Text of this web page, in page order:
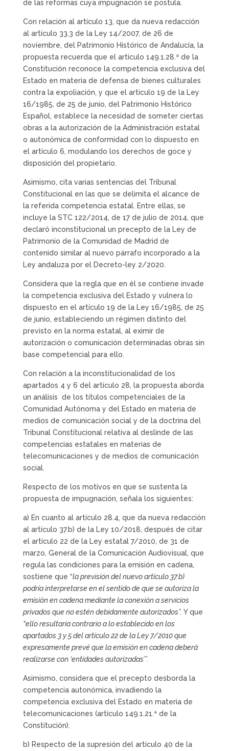
de las reformas cuya impugnación se postula.
Con relación al artículo 13, que da nueva redacción
al artículo 33.3 de la Ley 14/2007, de 26 de
noviembre, del Patrimonio Histórico de Andalucía, la
propuesta recuerda que el artículo 149.1.28.ª de la
Constitución reconoce la competencia exclusiva del
Estado en materia de defensa de bienes culturales
contra la expoliación, y que el artículo 19 de la Ley
16/1985, de 25 de junio, del Patrimonio Histórico
Español, establece la necesidad de someter ciertas
obras a la autorización de la Administración estatal
o autonómica de conformidad con lo dispuesto en
el artículo 6, modulando los derechos de goce y
disposición del propietario.
Asimismo, cita varias sentencias del Tribunal
Constitucional en las que se delimita el alcance de
la referida competencia estatal. Entre ellas, se
incluye la STC 122/2014, de 17 de julio de 2014, que
declaró inconstitucional un precepto de la Ley de
Patrimonio de la Comunidad de Madrid de
contenido similar al nuevo párrafo incorporado a la
Ley andaluza por el Decreto-ley 2/2020.
Considera que la regla que en él se contiene invade
la competencia exclusiva del Estado y vulnera lo
dispuesto en el artículo 19 de la Ley 16/1985, de 25
de junio, estableciendo un régimen distinto del
previsto en la norma estatal, al eximir de
autorización o comunicación determinadas obras sin
base competencial para ello.
Con relación a la inconstitucionalidad de los
apartados 4 y 6 del artículo 28, la propuesta aborda
un análisis de los títulos competenciales de la
Comunidad Autónoma y del Estado en materia de
medios de comunicación social y de la doctrina del
Tribunal Constitucional relativa al deslinde de las
competencias estatales en materias de
telecomunicaciones y de medios de comunicación
social.
Respecto de los motivos en que se sustenta la
propuesta de impugnación, señala los siguientes:
a) En cuanto al artículo 28.4, que da nueva redacción
al artículo 37.b) de la Ley 10/2018, después de citar
el artículo 22 de la Ley estatal 7/2010, de 31 de
marzo, General de la Comunicación Audiovisual, que
regula las condiciones para la emisión en cadena,
sostiene que “la previsión del nuevo artículo 37.b)
podría interpretarse en el sentido de que se autoriza la
emisión en cadena mediante la conexión a servicios
privados que no estén debidamente autorizados”. Y que
“ello resultaría contrario a lo establecido en los
apartados 3 y 5 del artículo 22 de la Ley 7/2010 que
expresamente prevé que la emisión en cadena deberá
realizarse con ‘entidades autorizadas’”.
Asimismo, considera que el precepto desborda la
competencia autonómica, invadiendo la
competencia exclusiva del Estado en materia de
telecomunicaciones (artículo 149.1.21.ª de la
Constitución).
b) Respecto de la supresión del artículo 40 de la